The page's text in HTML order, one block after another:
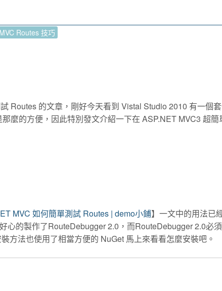
Routes 技巧
Routes 的文章，剛好今天看到 Vistal Studio 2010 有一個
麼的方便，因此特別發文介紹一下在 ASP.NET MVC3 超簡
MVC 如何簡單測試 Routes | demo小鋪】一文中的用法已
心的製作了RouteDebugger 2.0，而RouteDebugger 2.0必
方法也使用了相當方便的 NuGet 馬上來看看怎麼安裝吧。